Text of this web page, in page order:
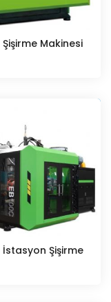
Şişirme Makinesi
İstasyon Şişirme